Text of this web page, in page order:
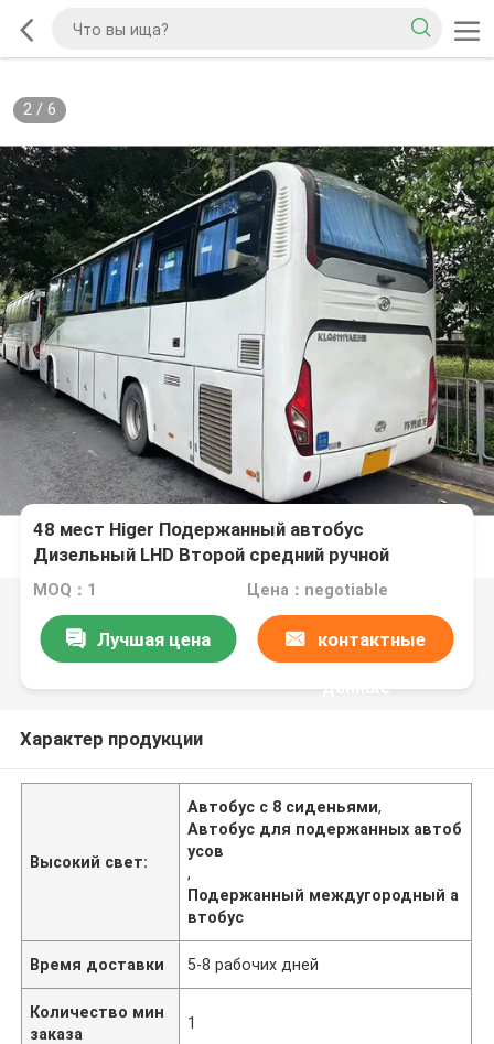
2/ 6
48 мест Higer Подержанный автобус
Дизельный LHD Второй средний ручной
междугородный автобус
MOQ：1 Цена：negotiable
Лучшая цена контактные
данные
Характер продукции
Высокий свет:
Автобус с 8 сиденьями,
Автобус для подержанных автоб
усов
,
Подержанный междугородный а
втобус
Время доставки 5-8 рабочих дней
Количество мин
заказа
1